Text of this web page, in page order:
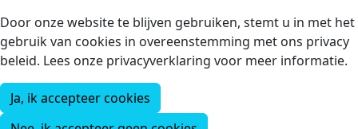
Door onze website te blijven gebruiken, stemt u in met het
gebruik van cookies in overeenstemming met ons privacy
beleid. Lees onze privacyverklaring voor meer informatie.
Ja, ik accepteer cookies